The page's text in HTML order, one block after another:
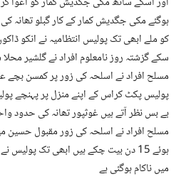
ہوگئے مکی جگدیش کمار کے کار گبلو
کو ملے ابھی تک پولیس انتظامیہ نے انکو
مسلح افراد نے اسلحہ کی زور پر کمسن بچے
پولیس پکٹ کراس کے اپنے منزل پر پہنچے
بے بس نظر آتے ہیں غوثپور تھانہ کی حدود
مسلح افراد نے اسلحہ کی زور مقبول حسین
ہوئے 15 دن بیت چکے ہیں ابھی تک
میں ناکام ہوگئی ہے